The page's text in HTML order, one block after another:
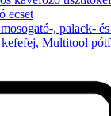
ecset
, palack-
kefefej, Multitool